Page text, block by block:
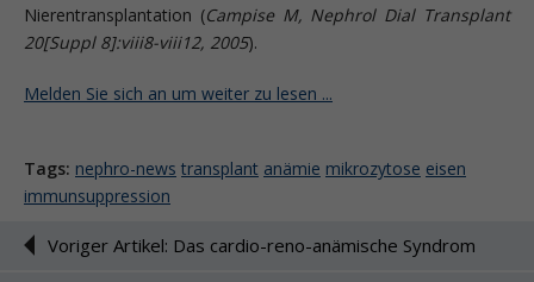
Nierentransplantation (Campise M, Nephrol Dial Transplant
20[Suppl 8]:viii8-viii12, 2005).
Melden Sie sich an um weiter zu lesen ...
Tags: nephro-news transplant anämie mikrozytose eisen
immunsuppression
Voriger Artikel: Das cardio-reno-anämische Syndrom